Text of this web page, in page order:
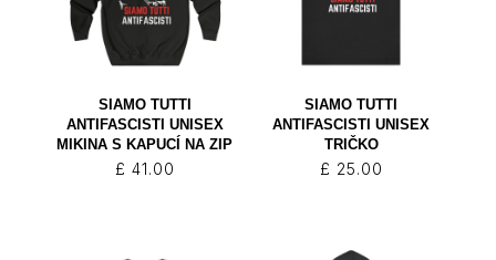
SIAMO TUTTI
ANTIFASCISTI UNISEX
MIKINA S KAPUCÍ NA ZIP
£ 41.00
SIAMO TUTTI
ANTIFASCISTI UNISEX
TRIČKO
£ 25.00